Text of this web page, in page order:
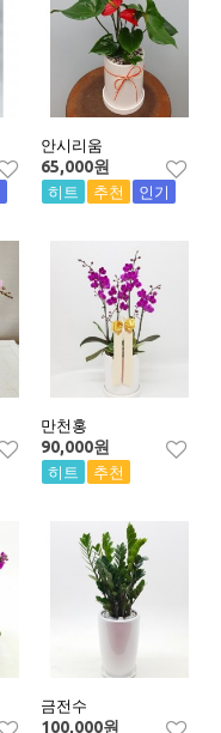
안시리움
65,000원
히트 추천 인기
만천홍
90,000원
히트 추천
금전수
100,000원